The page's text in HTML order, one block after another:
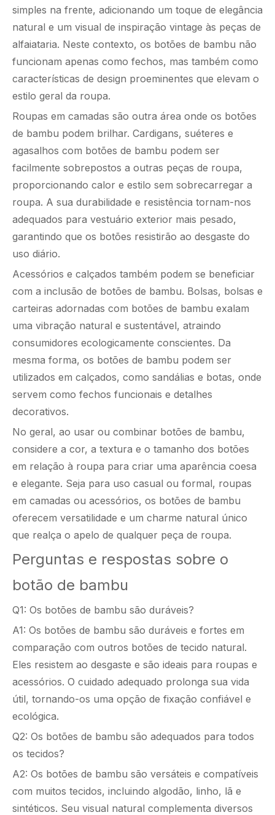
simples na frente, adicionando um toque de elegância
natural e um visual de inspiração vintage às peças de
alfaiataria. Neste contexto, os botões de bambu não
funcionam apenas como fechos, mas também como
características de design proeminentes que elevam o
estilo geral da roupa.
Roupas em camadas são outra área onde os botões
de bambu podem brilhar. Cardigans, suéteres e
agasalhos com botões de bambu podem ser
facilmente sobrepostos a outras peças de roupa,
proporcionando calor e estilo sem sobrecarregar a
roupa. A sua durabilidade e resistência tornam-nos
adequados para vestuário exterior mais pesado,
garantindo que os botões resistirão ao desgaste do
uso diário.
Acessórios e calçados também podem se beneficiar
com a inclusão de botões de bambu. Bolsas, bolsas e
carteiras adornadas com botões de bambu exalam
uma vibração natural e sustentável, atraindo
consumidores ecologicamente conscientes. Da
mesma forma, os botões de bambu podem ser
utilizados em calçados, como sandálias e botas, onde
servem como fechos funcionais e detalhes
decorativos.
No geral, ao usar ou combinar botões de bambu,
considere a cor, a textura e o tamanho dos botões
em relação à roupa para criar uma aparência coesa
e elegante. Seja para uso casual ou formal, roupas
em camadas ou acessórios, os botões de bambu
oferecem versatilidade e um charme natural único
que realça o apelo de qualquer peça de roupa.
Perguntas e respostas sobre o
botão de bambu
Q1: Os botões de bambu são duráveis?
A1: Os botões de bambu são duráveis ​​e fortes em
comparação com outros botões de tecido natural.
Eles resistem ao desgaste e são ideais para roupas e
acessórios. O cuidado adequado prolonga sua vida
útil, tornando-os uma opção de fixação confiável e
ecológica.
Q2: Os botões de bambu são adequados para todos
os tecidos?
A2: Os botões de bambu são versáteis e compatíveis
com muitos tecidos, incluindo algodão, linho, lã e
sintéticos. Seu visual natural complementa diversos